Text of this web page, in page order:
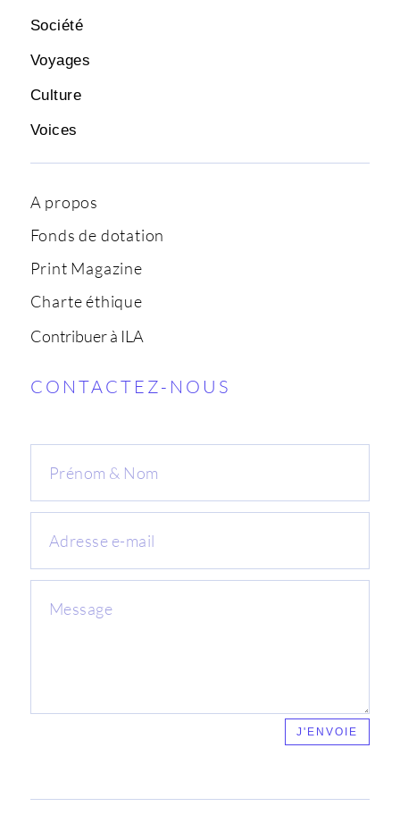
Société
Voyages
Culture
Voices
A propos
Fonds de dotation
Print Magazine
Charte éthique
Contribuer à ILA
CONTACTEZ-NOUS
J'ENVOIE